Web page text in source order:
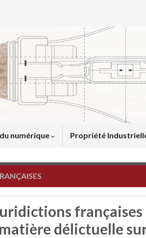
numérique Propriété
françaises
délictuelle